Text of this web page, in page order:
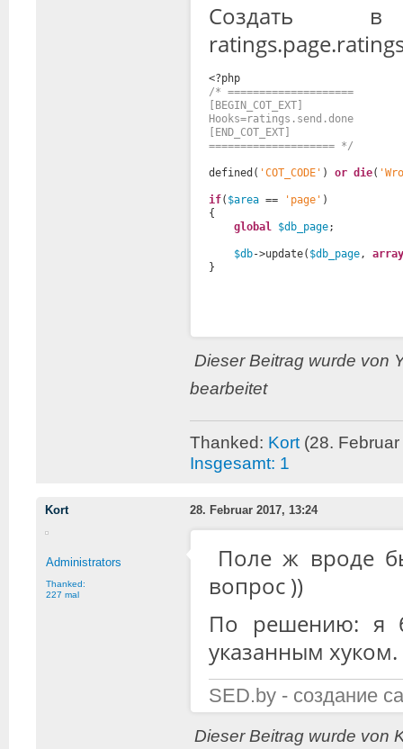
Создать
<?php
/* ====================
[BEGIN_COT_EXT]
Hooks=ratings.send.done
[END_COT_EXT]
==================== */
defined( 'COT_CODE' ) or die(
if( $area == 'page' )
{
global $db_page;
$db->update( $db_page, array
}
Dieser Beitrag wurde von
bearbeitet
Thanked: Kort (28.
Insgesamt: 1
Kort 28. Februar 2017, 13:24
Administrators
Thanked:
227 mal
Поле ж вроде
вопрос ))
По решению: я
указанным хуком.
SED.by - создание
Dieser Beitrag wurde von